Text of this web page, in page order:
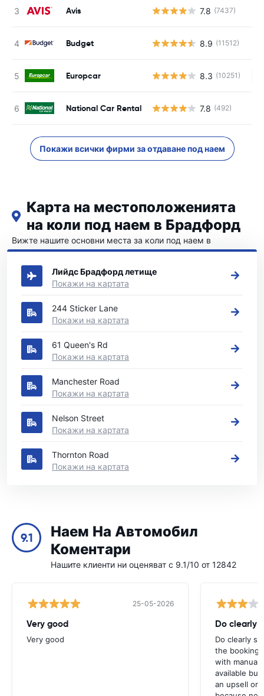
Avis 7.8 (7437)
Budget 8.9 (11512)
Europcar 8.3 (10251)
National Car Rental 7.8 (492)
Покажи всички фирми за отдаване под наем
Карта на местоположенията
на коли под наем в Брадфорд
Вижте нашите основни места за коли под наем в
Брадфорд
Лийдс Брадфорд летище
Покажи на картата
244 Sticker Lane
Покажи на картата
61 Queen's Rd
Покажи на картата
Manchester Road
Покажи на картата
Nelson Street
Покажи на картата
Thornton Road
Покажи на картата
9.1
Наем На Автомобил
Коментари
Нашите клиенти ни оценяват с 9.1/10 от 12842
25-05-2026
Very good
Very good
Do clearly
Do clearly
the booking
with manual
available
an upsell or